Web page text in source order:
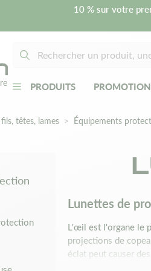
10 % sur votre
PRODUITS
têtes, lames Équipements
Lunettes de
L'œil est l'organe le
projections de
éclat peut causer